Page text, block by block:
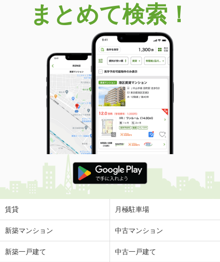
まとめて検索！
賃貸 月極駐車場
新築マンション 中古マンション
新築一戸建て 中古一戸建て